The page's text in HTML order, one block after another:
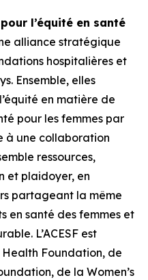
l’équité en santé
alliance stratégique
hospitalières et
Ensemble, elles
en matière de
pour les femmes par
à une collaboration
ressources,
et plaidoyer, en
partageant la même
en santé des femmes et
L’ACESF est
Health Foundation, de
de la Women’s